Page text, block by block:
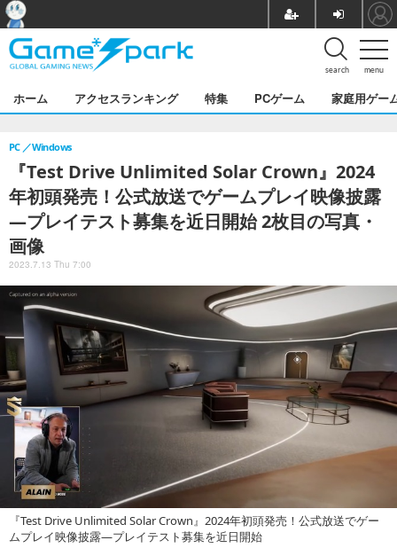
menu
search
ホーム アクセスランキング 特集 PCゲーム 家庭用ゲー
『Test Drive Unlimited Solar Crown』2024
年初頭発売！公式放送でゲームプレイ映像披露
―プレイテスト募集を近日開始 2枚目の写真・
画像
PC Windows
2023.7.13 Thu 7:00
『Test Drive Unlimited Solar Crown』2024年初頭発売！公式放送でゲー
ムプレイ映像披露―プレイテスト募集を近日開始